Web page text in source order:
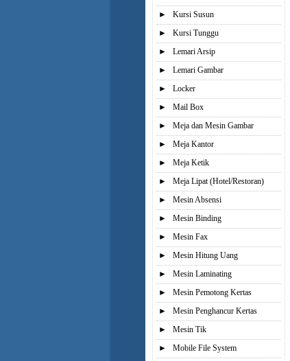
►
Kursi Susun
►
Kursi Tunggu
►
Lemari Arsip
►
Lemari Gambar
►
Locker
►
Mail Box
►
Meja dan Mesin Gambar
►
Meja Kantor
►
Meja Ketik
►
Meja Lipat (Hotel/Restoran)
►
Mesin Absensi
►
Mesin Binding
►
Mesin Fax
►
Mesin Hitung Uang
►
Mesin Laminating
►
Mesin Pemotong Kertas
►
Mesin Penghancur Kertas
►
Mesin Tik
►
Mobile File System